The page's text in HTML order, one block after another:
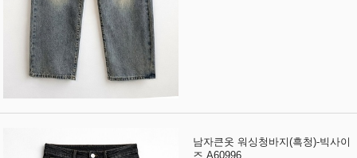
남자큰옷 워싱청바지(흑청)-빅사이
즈 A60996